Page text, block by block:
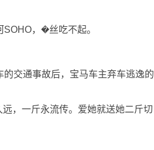
，�丝吃不起。
交通事故后，宝马车主弃车逃逸的
，一斤永流传。爱她就送她二斤切